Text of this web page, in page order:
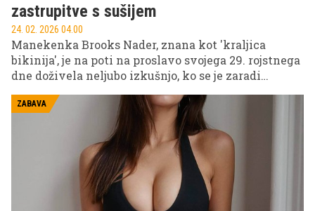
zastrupitve s sušijem
24. 02. 2026 04.00
Manekenka Brooks Nader, znana kot 'kraljica
bikinija', je na poti na proslavo svojega 29. rojstnega
dne doživela neljubo izkušnjo, ko se je zaradi
domnevne zastrupitve s hrano zgrudila na
zasebnem letalu.
ZABAVA